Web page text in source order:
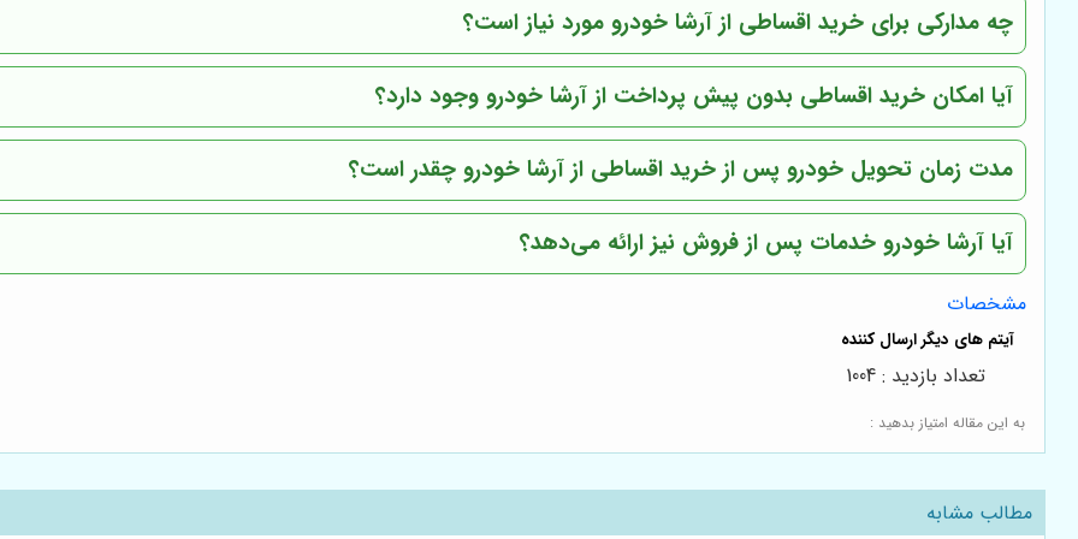
چه مدارکی برای خرید اقساطی از آرشا خودرو مورد نیاز است؟
آیا امکان خرید اقساطی بدون پیش پرداخت از آرشا خودرو وجود دارد؟
مدت زمان تحویل خودرو پس از خرید اقساطی از آرشا خودرو چقدر است؟
آیا آرشا خودرو خدمات پس از فروش نیز ارائه می‌دهد؟
مشخصات
به این مقاله امتیاز بدهید :
تعداد بازدید : 1004
مطالب مشابه